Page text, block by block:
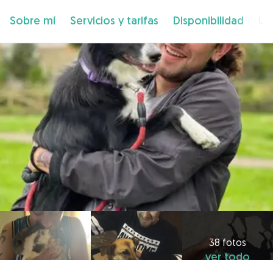
Sobre mí Servicios y tarifas Disponibilidad
38 fotos
ver todo